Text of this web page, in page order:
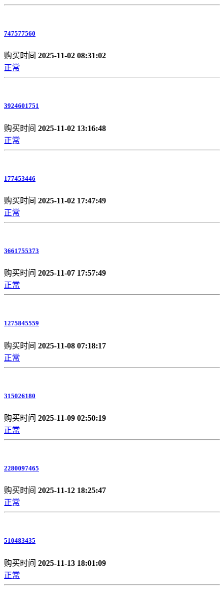
747577560
购买时间 2025-11-02 08:31:02
正常
3924601751
购买时间 2025-11-02 13:16:48
正常
177453446
购买时间 2025-11-02 17:47:49
正常
3661755373
购买时间 2025-11-07 17:57:49
正常
1275845559
购买时间 2025-11-08 07:18:17
正常
315026180
购买时间 2025-11-09 02:50:19
正常
2280097465
购买时间 2025-11-12 18:25:47
正常
510483435
购买时间 2025-11-13 18:01:09
正常